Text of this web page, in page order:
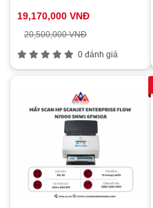
19,170,000 VNĐ
20,500,000 VNĐ
0 đánh giá